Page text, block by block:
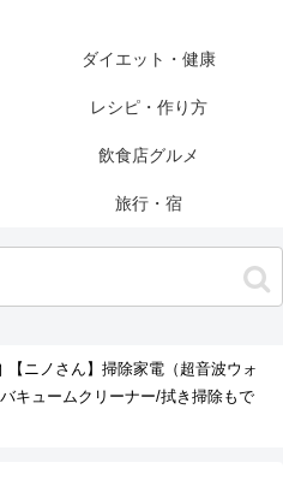
ダイエット・健康
レシピ・作り方
飲食店グルメ
旅行・宿
【ニノさん】掃除家電（超音波ウォ
キュームクリーナー/拭き掃除もで